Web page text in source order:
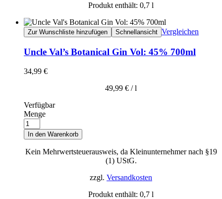
Produkt enthält: 0,7 l
Zur Wunschliste hinzufügen Schnellansicht Vergleichen
Uncle Val’s Botanical Gin Vol: 45% 700ml
34,99 €
49,99 € /l
Verfügbar
Menge
In den Warenkorb
Kein Mehrwertsteuerausweis, da Kleinunternehmer nach §19
(1) UStG.
zzgl. Versandkosten
Produkt enthält: 0,7 l